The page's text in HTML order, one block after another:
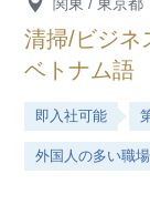
清掃/ビジネ
ベトナム語
即入社可能
外国人の多い職場